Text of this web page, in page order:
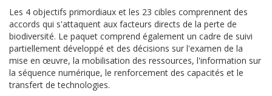
Les 4 objectifs primordiaux et les 23 cibles comprennent des
accords qui s'attaquent aux facteurs directs de la perte de
biodiversité. Le paquet comprend également un cadre de suivi
partiellement développé et des décisions sur l'examen de la
mise en œuvre, la mobilisation des ressources, l'information sur
la séquence numérique, le renforcement des capacités et le
transfert de technologies.